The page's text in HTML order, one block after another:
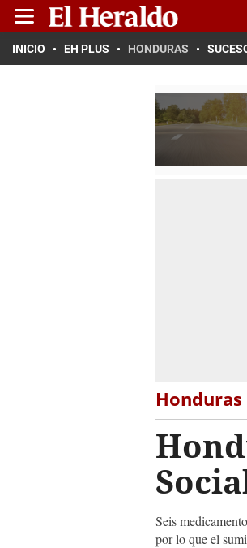
INICIO EH PLUS HONDURAS
Honduras
Seis
por lo que el